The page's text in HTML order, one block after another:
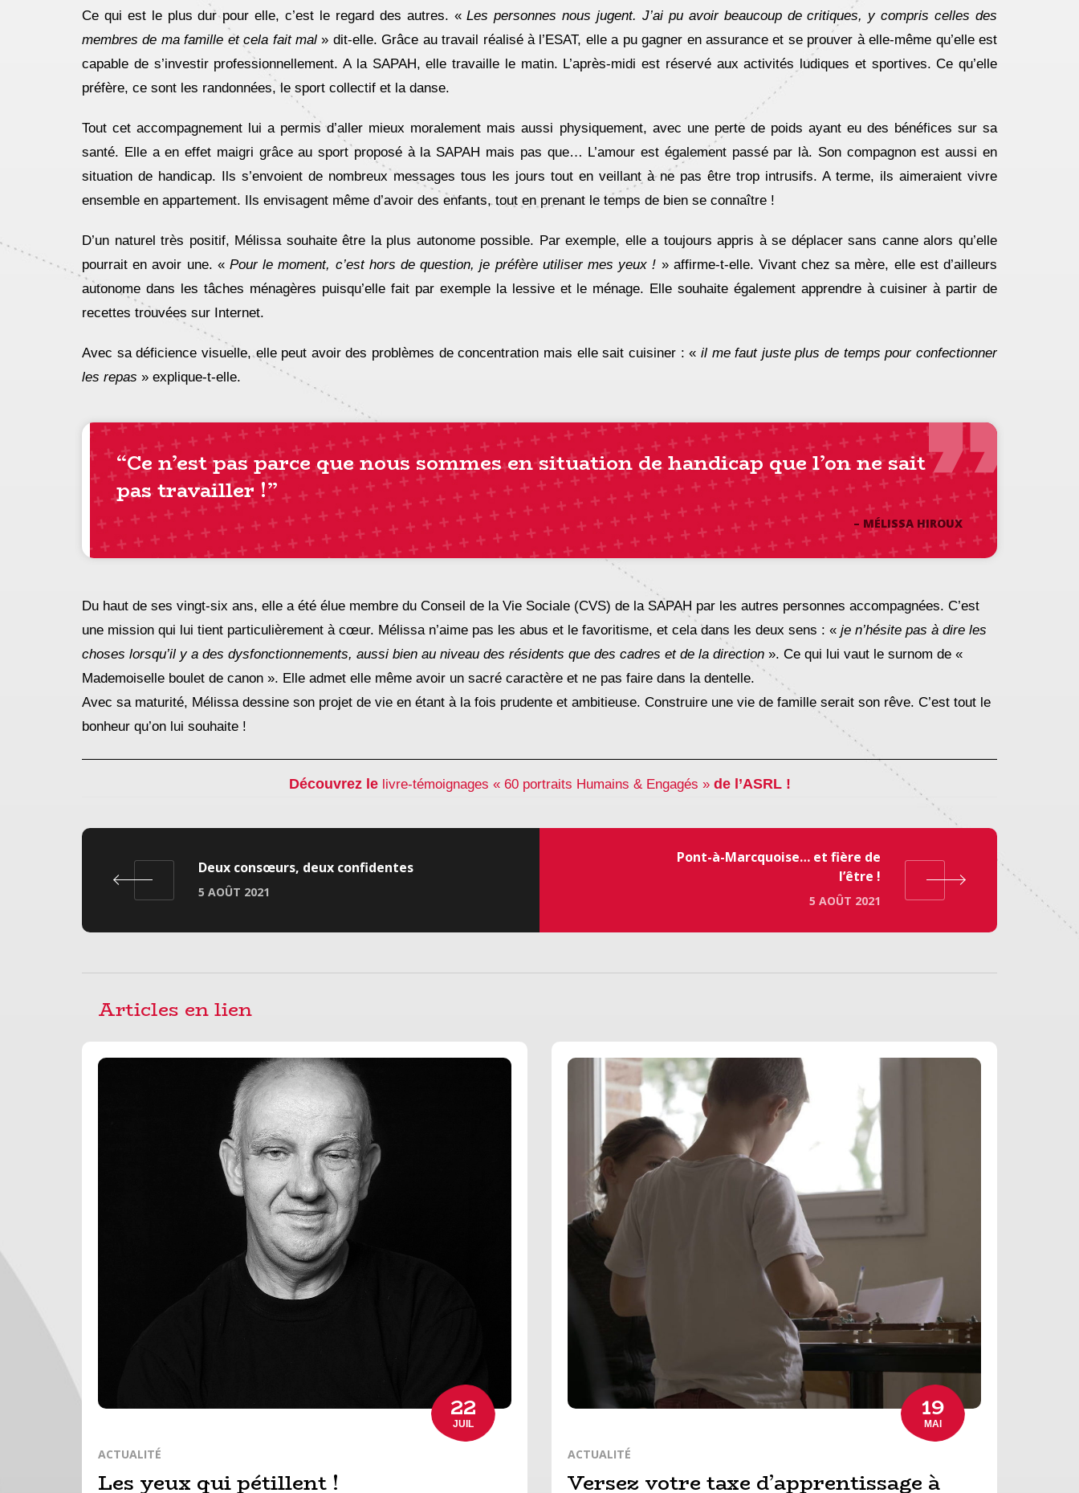
Ce qui est le plus dur pour elle, c’est le regard des autres. «Les personnes nous jugent. J’ai pu avoir beaucoup de critiques, y compris celles des
membres de ma famille et cela fait mal» dit-elle. Grâce au travail réalisé à l’ESAT, elle a pu gagner en assurance et se prouver à elle-même qu’elle est
capable de s’investir professionnellement. A la SAPAH, elle travaille le matin. L’après-midi est réservé aux activités ludiques et sportives. Ce qu’elle
préfère, ce sont les randonnées, le sport collectif et la danse.
Tout cet accompagnement lui a permis d’aller mieux moralement mais aussi physiquement, avec une perte de poids ayant eu des bénéfices sur sa
santé. Elle a en effet maigri grâce au sport proposé à la SAPAH mais pas que… L’amour est également passé par là. Son compagnon est aussi en
situation de handicap. Ils s’envoient de nombreux messages tous les jours tout en veillant à ne pas être trop intrusifs. A terme, ils aimeraient vivre
ensemble en appartement. Ils envisagent même d’avoir des enfants, tout en prenant le temps de bien se connaître !
D’un naturel très positif, Mélissa souhaite être la plus autonome possible. Par exemple, elle a toujours appris à se déplacer sans canne alors qu’elle
pourrait en avoir une. « Pour le moment, c’est hors de question, je préfère utiliser mes yeux ! » affirme-t-elle. Vivant chez sa mère, elle est d’ailleurs
autonome dans les tâches ménagères puisqu’elle fait par exemple la lessive et le ménage. Elle souhaite également apprendre à cuisiner à partir de
recettes trouvées sur Internet.
Avec sa déficience visuelle, elle peut avoir des problèmes de concentration mais elle sait cuisiner : « il me faut juste plus de temps pour confectionner
les repas » explique-t-elle.
“Ce n’est pas parce que nous sommesensituationdehandicapque l’on ne sait
pas travailler !”
– MÉLISSA HIROUX
Du haut de ses vingt-six ans, elle a été élue membre du Conseil de la Vie Sociale (CVS) de la SAPAH par les autres personnes accompagnées. C’est
une mission qui lui tient particulièrement à cœur. Mélissa n’aime pas les abus et le favoritisme, et cela dans les deux sens : « je n’hésite pas à dire les
choses lorsqu’il y a des dysfonctionnements, aussi bien au niveau des résidents que des cadres et de la direction ». Ce qui lui vaut le surnom de «
Mademoiselle boulet de canon ». Elle admet elle même avoir un sacré caractère et ne pas faire dans la dentelle.
Avec sa maturité, Mélissa dessine son projet de vie en étant à la fois prudente et ambitieuse. Construire une vie de famille serait son rêve. C’est tout le
bonheur qu’on lui souhaite !
Découvrez lelivre-témoignages « 60 portraits Humains & Engagés » de l’ASRL !
Deux consœurs, deux confidentes
5 AOÛT 2021
Pont-à-Marcquoise… et fière de
l’être !
5 AOÛT 2021
22
JUIL
ACTUALITÉ
Les yeux qui pétillent !
19
MAI
ACTUALITÉ
Versez votre taxe d’apprentissage à